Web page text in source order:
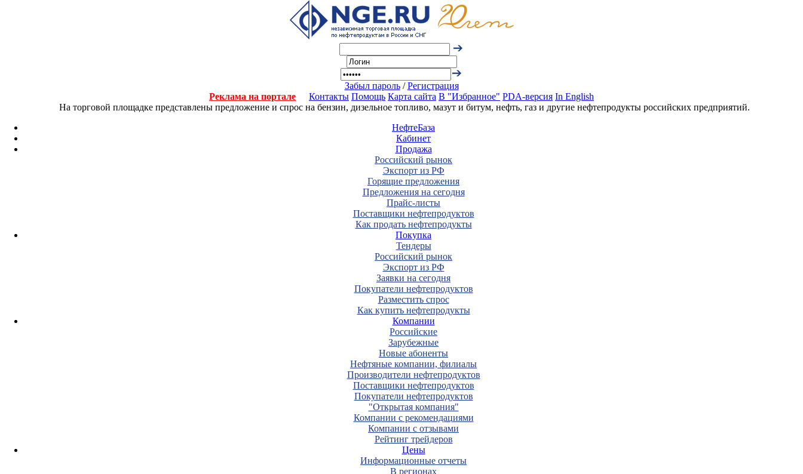
Забыл пароль/Регистрация
Реклама на портале
Контакты Помощь Карта сайта В "Избранное" PDA-версия In English
На торговой площадке представлены предложение и спрос на бензин, дизельное топливо, мазут и битум, нефть, газ и другие нефтепродукты российских предприятий.
НефтеБаза
Кабинет
Продажа
Российский рынок
Экспорт из РФ
Горящие предложения
Предложения на сегодня
Прайс-листы
Поставщики нефтепродуктов
Как продать нефтепродукты
Покупка
Тендеры
Российский рынок
Экспорт из РФ
Заявки на сегодня
Покупатели нефтепродуктов
Разместить спрос
Как купить нефтепродукты
Компании
Российские
Зарубежные
Новые абоненты
Нефтяные компании, филиалы
Производители нефтепродуктов
Поставщики нефтепродуктов
Покупатели нефтепродуктов
"Открытая компания"
Компании с рекомендациями
Компании с отзывами
Рейтинг трейдеров
Цены
Информационные отчеты
В регионах